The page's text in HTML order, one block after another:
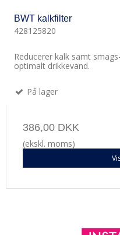
BWT kalkfilter
428125820
Reducerer kalk samt
optimalt drikkevand.
På lager
386,00 DKK
(ekskl. moms)